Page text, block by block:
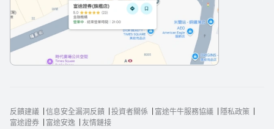
反饋建議 信息安全漏洞反饋 投資者關係 富途牛牛服務協議
隱私政策
富途證券
富途安逸 友情鏈接